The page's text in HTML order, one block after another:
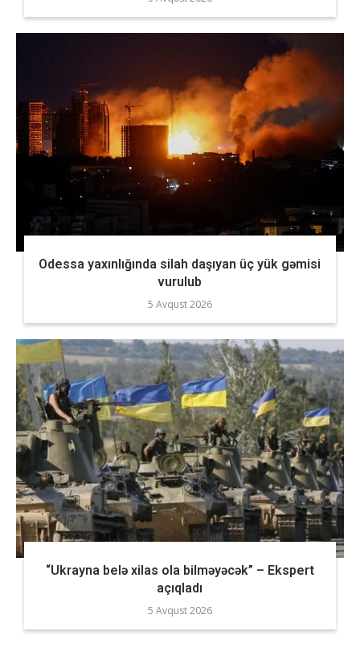
Odessa yaxınlığında silah daşıyan üç yük gəmisi
vurulub
5 Avqust 2026
“Ukrayna belə xilas ola bilməyəcək” – Ekspert
açıqladı
5 Avqust 2026